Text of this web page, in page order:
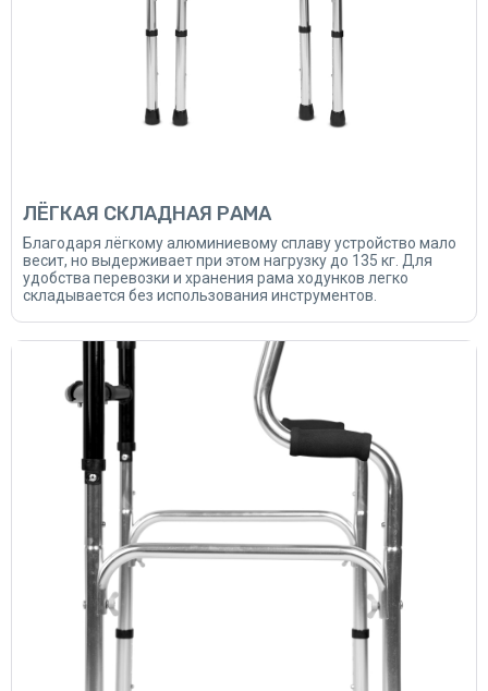
ЛЁГКАЯ СКЛАДНАЯ РАМА
Благодаря лёгкому алюминиевому сплаву устройство мало
весит, но выдерживает при этом нагрузку до 135 кг. Для
удобства перевозки и хранения рама ходунков легко
складывается без использования инструментов.